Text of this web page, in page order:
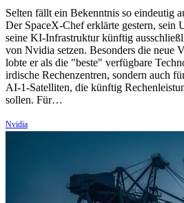
Selten fällt ein Bekenntnis so eindeutig
Der SpaceX-Chef erklärte gestern, sein
seine KI-Infrastruktur künftig
von Nvidia setzen. Besonders die neue
lobte er als die "beste" verfügbare
irdische Rechenzentren, sondern auch
AI-1-Satelliten, die künftig
sollen. Für…
Nvidia